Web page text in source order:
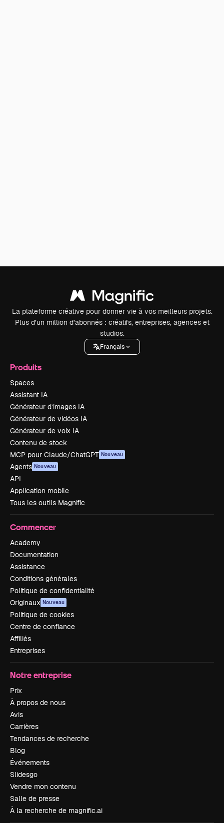
La plateforme créative pour donner vie à vos meilleurs projets.
Plus d’un million d’abonnés : créatifs, entreprises, agences et
studios.
Français
Produits
Spaces
Assistant IA
Générateur d’images IA
Générateur de vidéos IA
Générateur de voix IA
Contenu de stock
MCP pour Claude/ChatGPT Nouveau
Agents Nouveau
API
Application mobile
Tous les outils Magnific
Commencer
Academy
Documentation
Assistance
Conditions générales
Politique de confidentialité
Originaux Nouveau
Politique de cookies
Centre de confiance
Affiliés
Entreprises
Notre entreprise
Prix
À propos de nous
Avis
Carrières
Tendances de recherche
Blog
Événements
Slidesgo
Vendre mon contenu
Salle de presse
À la recherche de magnific.ai